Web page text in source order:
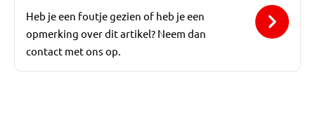
Heb je een foutje gezien of heb je een
opmerking over dit artikel? Neem dan
contact met ons op.